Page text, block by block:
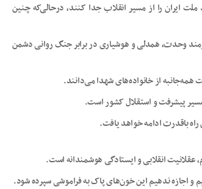
ایران را از مسیر انقلاب جدا کنند، درحالی‌که چنین
وحدت، همدلی و هوشیاری در برابر جنگ روانی دشمن
از خانواده‌های شهدا می‌دانند.
پیشرفت و استقلال کشور است.
باقدرت ادامه خواهد یافت.
عقلانیت انقلابی و ایستادگی هوشمندانه است.
و اجازه ندهیم این خون‌های پاک به فراموشی سپرده شود.